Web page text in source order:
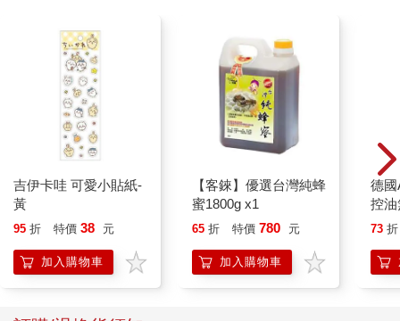
吉伊卡哇 可愛小貼紙-
黃
95 折 特價 38 元
加入購物車
【客錸】優選台灣純蜂
蜜1800g x1
65 折 特價 780 元
加入購物車
德國
控
凝露
調
滋
73 折